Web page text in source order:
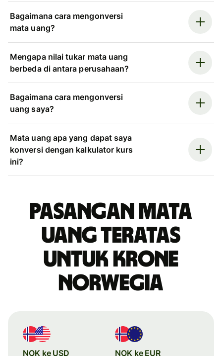
Bagaimana cara mengonversi
mata uang?
Mengapa nilai tukar mata uang
berbeda di antara perusahaan?
Bagaimana cara mengonversi
uang saya?
Mata uang apa yang dapat saya
konversi dengan kalkulator kurs
ini?
Pasangan mata
uang teratas
untuk krone
Norwegia
NOK ke USD NOK ke EUR